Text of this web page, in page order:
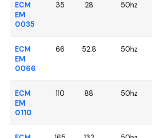
ECM
EM
0035
35 28 50hz
ECM
EM
0066
66 52.8 50hz
ECM
EM
0110
110 88 50hz